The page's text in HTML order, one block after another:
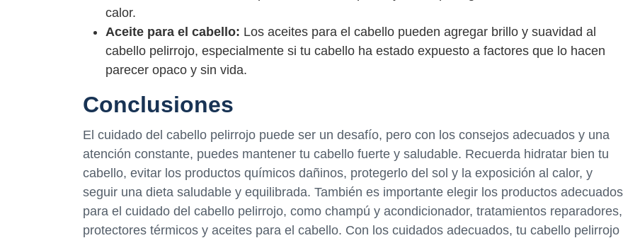
calor.
Aceite para el cabello: Los aceites para el cabello pueden agregar brillo y suavidad al
cabello pelirrojo, especialmente si tu cabello ha estado expuesto a factores que lo hacen
parecer opaco y sin vida.
Conclusiones
El cuidado del cabello pelirrojo puede ser un desafío, pero con los consejos adecuados y una
atención constante, puedes mantener tu cabello fuerte y saludable. Recuerda hidratar bien tu
cabello, evitar los productos químicos dañinos, protegerlo del sol y la exposición al calor, y
seguir una dieta saludable y equilibrada. También es importante elegir los productos adecuados
para el cuidado del cabello pelirrojo, como champú y acondicionador, tratamientos reparadores,
protectores térmicos y aceites para el cabello. Con los cuidados adecuados, tu cabello pelirrojo